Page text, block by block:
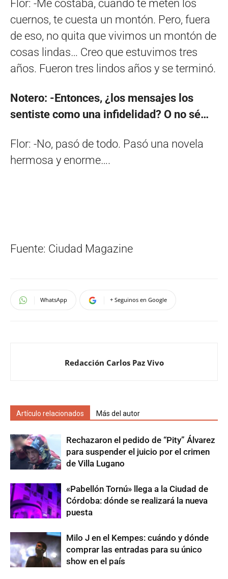
Flor: -Me costaba, cuando te meten los
cuernos, te cuesta un montón. Pero, fuera
de eso, no quita que vivimos un montón de
cosas lindas… Creo que estuvimos tres
años. Fueron tres lindos años y se terminó.
Notero: -Entonces, ¿los mensajes los
sentiste como una infidelidad? O no sé…
Flor: -No, pasó de todo. Pasó una novela
hermosa y enorme….
Fuente: Ciudad Magazine
WhatsApp + Seguinos en Google
Redacción Carlos Paz Vivo
Artículo relacionados Más del autor
Rechazaron el pedido de “Pity” Álvarez
para suspender el juicio por el crimen
de Villa Lugano
«Pabellón Tornú» llega a la Ciudad de
Córdoba: dónde se realizará la nueva
puesta
Milo J en el Kempes: cuándo y dónde
comprar las entradas para su único
show en el país